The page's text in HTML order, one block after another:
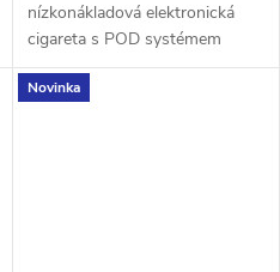
nízkonákladová elektronická
cigareta s POD systémem
vážící pouhých 20g a
přizpůsobená pro MTL
Novinka